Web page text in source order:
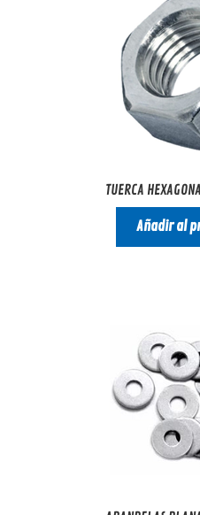
TUERCA
Añadir al